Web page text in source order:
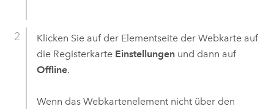
Klicken Sie auf der Elementseite der Webkarte auf
die Registerkarte Einstellungenund dann auf
Offline.
Wenn das Webkartenelement nicht über den